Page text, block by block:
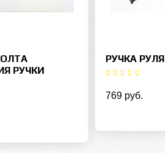
РУЧКИ
РУЧКА РУЛЯ
769 руб.